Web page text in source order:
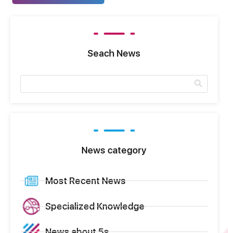
Seach News
News category
Most Recent News
Specialized Knowledge